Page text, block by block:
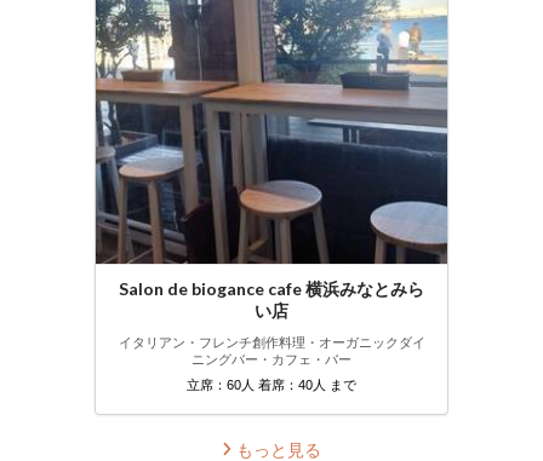
Salon de biogance cafe 横浜みなとみら
い店
イタリアン・フレンチ創作料理・オーガニック ダイ
ニングバー・カフェ・バー
立席：60人 着席：40人 まで
もっと見る